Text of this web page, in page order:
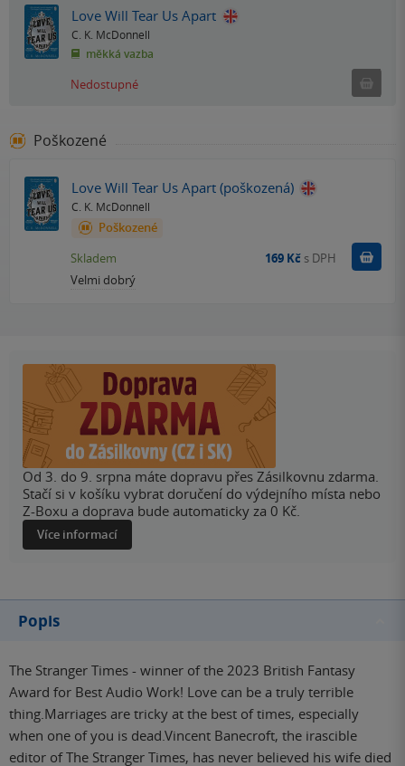
Love Will Tear Us Apart
C. K. McDonnell
měkká vazba
Nedostupné
Poškozené
Love Will Tear Us Apart (poškozená)
C. K. McDonnell
Poškozené
Velmi dobrý
Skladem 169 Kč s DPH
Od 3. do 9. srpna máte dopravu přes Zásilkovnu zdarma.
Stačí si v košíku vybrat doručení do výdejního místa nebo
Z-Boxu a doprava bude automaticky za 0 Kč.
Více informací
Popis
The Stranger Times - winner of the 2023 British Fantasy
Award for Best Audio Work! Love can be a truly terrible
thing.Marriages are tricky at the best of times, especially
when one of you is dead.Vincent Banecroft, the irascible
editor of The Stranger Times, has never believed his wife died